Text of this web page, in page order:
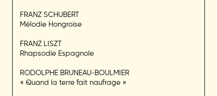
FRANZ SCHUBERT
Mélodie Hongroise
FRANZ LISZT
Rhapsodie Espagnole
RODOLPHE BRUNEAU-BOULMIER
« Quand la terre fait naufrage »